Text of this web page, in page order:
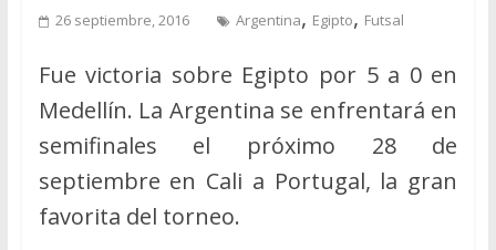
26 septiembre, 2016 Argentina, Egipto, Futsal
Fue victoria sobre Egipto por 5 a 0 en
Medellín. La Argentina se enfrentará en
semifinales el próximo 28 de
septiembre en Cali a Portugal, la gran
favorita del torneo.